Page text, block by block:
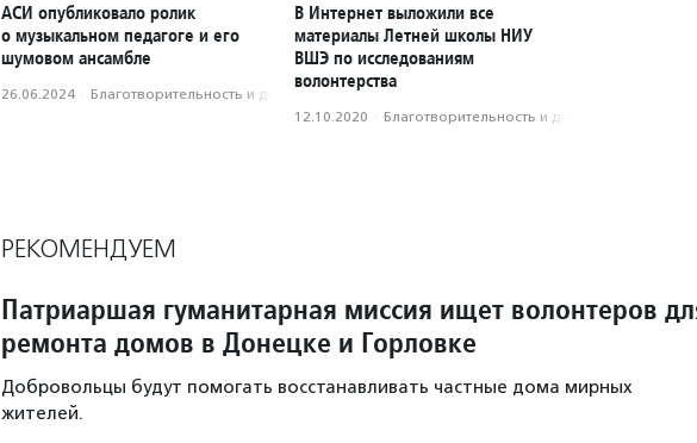
АСИ опубликовало ролик
о музыкальном педагоге и его
шумовом ансамбле
26.06.2024 · Благотвори­тель­ность и доброволь­чест­во
В Интернет выложили все
материалы Летней школы НИУ
ВШЭ по исследованиям
волонтерства
12.10.2020 · Благотвори­тель­ность и доброволь­чест­во
РЕКОМЕНДУЕМ
Патриаршая гуманитарная миссия ищет волонтеров
ремонта домов в Донецке и Горловке
Добровольцы будут помогать восстанавливать частные дома мирных
жителей.